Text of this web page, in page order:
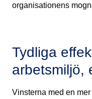
organisationens
Tydliga
arbetsmiljö,
Vinsterna med en